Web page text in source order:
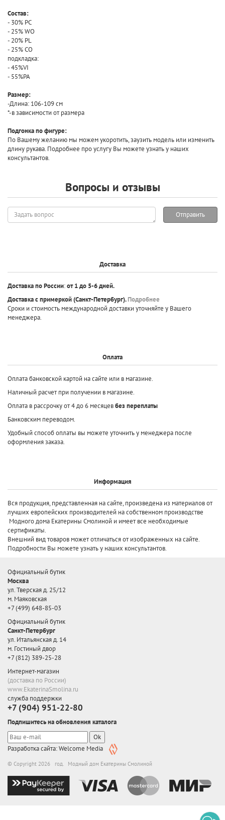
Состав:
- 30% PC
- 25% WO
- 20% PL
- 25% CO
подкладка:
- 45%VI
- 55%PA
Размер:
-Длина: 106-109 см
*-в зависимости от размера
Подгонка по фигуре:
По Вашему желанию мы можем укоротить, заузить модель или изменить
длину рукава. Подробнее про услугу Вы можете узнать у наших
консультантов.
Вопросы и отзывы
Задать
вопрос
Отправить
Доставка
Доставка по России:от 1 до 5-6 дней.
Доставка с примеркой(Санкт-Петербург).Подробнее
Сроки и стоимость международной доставки уточняйте у Вашего
менеджера.
Оплата
Оплата банковской картой на сайте или в магазине.
Наличный расчет при получении в магазине.
Оплата в рассрочку от 4 до 6 месяцевбез переплаты
Банковским переводом.
Удобный способ оплаты вы можете уточнить у менеджера после
оформления заказа.
Информация
Вся продукция, представленная на сайте, произведена из материалов от
лучших европейских производителей на собственном производстве
Модного дома Екатерины Смолиной и имеет все необходимые
сертификаты.
Внешний вид товаров может отличаться от изображенных на сайте.
Подробности Вы можете узнать у наших консультантов.
Официальный бутик
Москва
ул. Тверская д. 25/12
м. Маяковская
+7 (499) 648-85-03
Официальный бутик
Санкт-Петербург
ул. Итальянская д. 14
м. Гостиный двор
+7 (812) 389-25-28
Интернет-магазин
(доставка по России)
www.EkaterinaSmolina.ru
служба поддержки
+7 (904) 951-22-80
Подпишитесь на обновления каталога
Ok
Разработка сайта: Welcome Media
© Copyright 2026 год. Модный дом Екатерины Смолиной